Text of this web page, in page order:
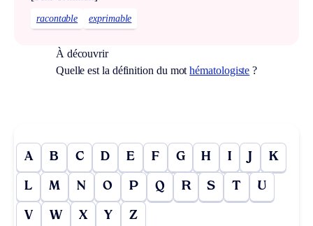
racontable exprimable
À découvrir
Quelle est la définition du mothématologiste ?
A B C D E F G H I J K
L M N O P Q R S T U
V W X Y Z